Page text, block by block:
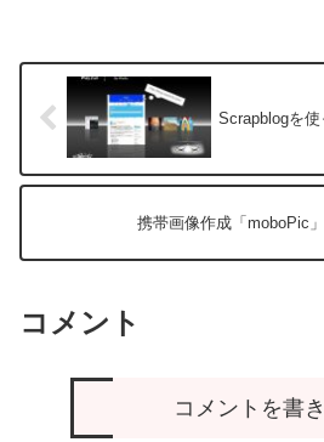
Scrapblogを
携帯画像作成「moboPic」
コメント
コメントを書